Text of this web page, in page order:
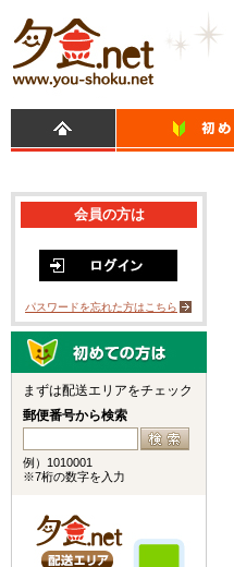
会員の方は
パスワードを忘れた方はこちら
まずは配送エリアをチェック
郵便番号から検索
例）1010001
※7桁の数字を入力